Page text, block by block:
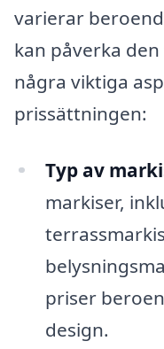
varierar
kan påverka
några viktiga
prissättningen:
Typ av
markiser,
priser
design.